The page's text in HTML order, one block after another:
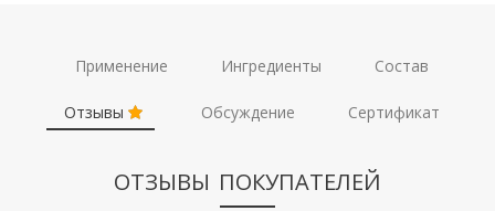
Применение Ингредиенты Состав
Отзывы Обсуждение Сертификат
ОТЗЫВЫ ПОКУПАТЕЛЕЙ